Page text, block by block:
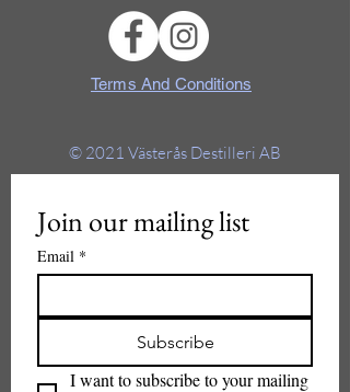
Terms And Conditions
© 2021 Västerås Destilleri AB
Join our mailing list
Email *
Subscribe
I want to subscribe to your mailing